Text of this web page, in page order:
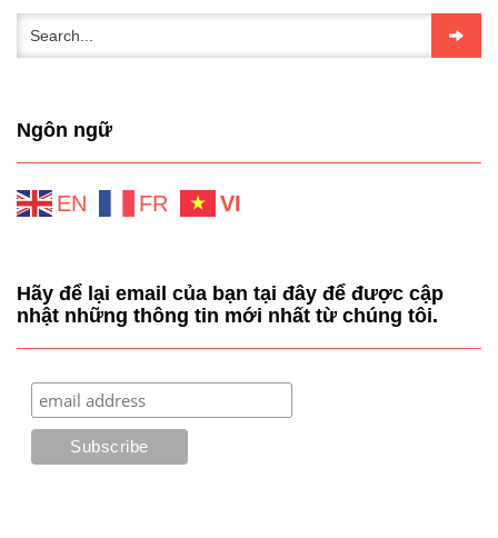
Ngôn ngữ
EN FR VI
Hãy để lại email của bạn tại đây để được cập
nhật những thông tin mới nhất từ chúng tôi.